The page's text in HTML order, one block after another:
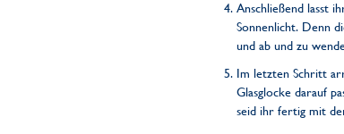
Anschließend lasst
Sonnenlicht. Denn
und ab und zu
Im letzten Schritt
Glasglocke darauf
seid ihr fertig mit